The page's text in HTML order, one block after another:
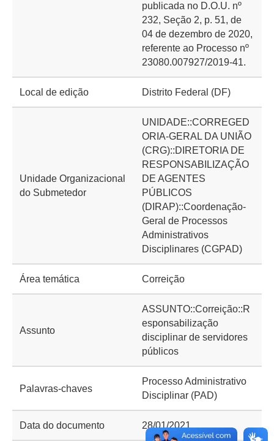
publicada no D.O.U. nº
232, Seção 2, p. 51, de
04 de dezembro de 2020,
referente ao Processo nº
23080.007927/2019-41.
Local de edição Distrito Federal (DF)
Unidade Organizacional
do Submetedor
UNIDADE::CORREGED
ORIA-GERAL DA UNIÃO
(CRG)::DIRETORIA DE
RESPONSABILIZAÇÃO
DE AGENTES
PÚBLICOS
(DIRAP)::Coordenação-
Geral de Processos
Administrativos
Disciplinares (CGPAD)
Área temática Correição
Assunto
ASSUNTO::Correição::R
esponsabilização
disciplinar de servidores
públicos
Palavras-chaves
Processo Administrativo
Disciplinar (PAD)
Data do documento 28/01/2021